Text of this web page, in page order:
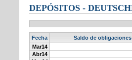
DEPÓSITOS -
Fecha
Saldo de
Mar14
Abr14